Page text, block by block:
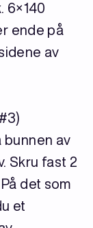
6×140
ende på
av
bunnen av
Skru fast 2
det som
et